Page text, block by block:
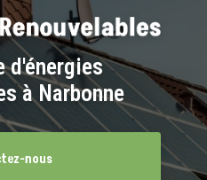
d'énergies
à Narbonne
nous